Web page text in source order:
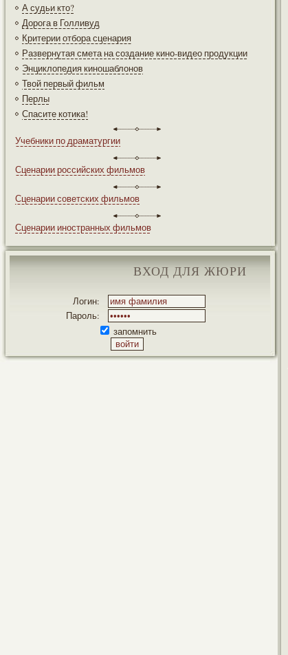
А судьи кто?
Дорога в Голливуд
Критерии отбора сценария
Развернутая смета на создание кино-видео продукции
Энциклопедия киношаблонов
Твой первый фильм
Перлы
Спасите котика!
Учебники по драматургии
Сценарии российских фильмов
Сценарии советских фильмов
Сценарии иностранных фильмов
ВХОД ДЛЯ ЖЮРИ
Логин:
Пароль:
запомнить